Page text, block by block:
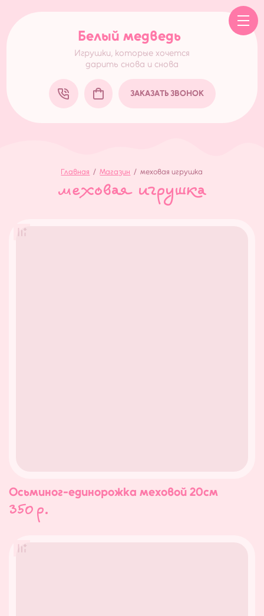
Белый медведь
Игрушки, которые хочется
дарить снова и снова
ЗАКАЗАТЬ ЗВОНОК
Главная / Магазин / меховая игрушка
меховая игрушка
Осьминог-единорожка меховой 20см
350 р.